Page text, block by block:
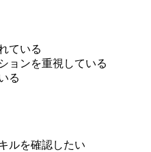
ている
ョンを重視している
る
ルを確認したい